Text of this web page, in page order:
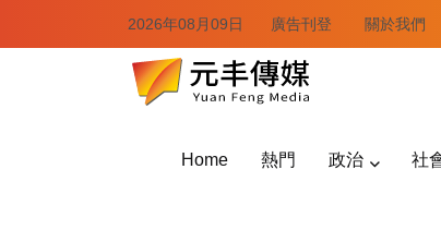
2026年08月09日 廣告刊登 關於我們
Home 熱門 政治 社